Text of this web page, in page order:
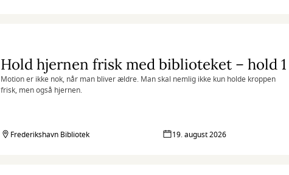
Hold hjernen frisk med biblioteket – hold 1
Motion er ikke nok, når man bliver ældre. Man skal nemlig ikke kun holde kroppen
frisk, men også hjernen.
Frederikshavn Bibliotek 19. august 2026